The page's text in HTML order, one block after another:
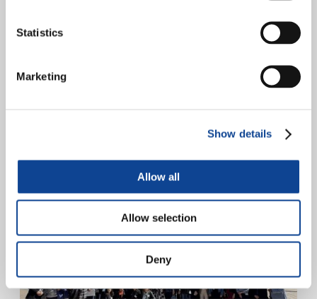
Statistics
Marketing
Show details
Allow all
Allow selection
Deny
continuer à lire
Expérience européenne : New
50 jeunes au Parlement